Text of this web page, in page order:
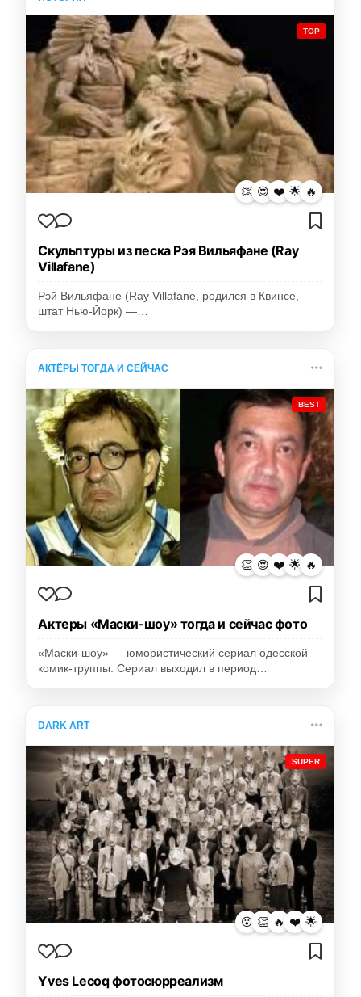
TOP
👏 😍 ❤️ 🌟 🔥
Скульптуры из песка Рэя Вильяфане (Ray
Villafane)
Рэй Вильяфане (Ray Villafane, родился в Квинсе,
штат Нью-Йорк) —…
АКТЁРЫ ТОГДА И СЕЙЧАС
BEST
👏 😍 ❤️ 🌟 🔥
Актеры «Маски-шоу» тогда и сейчас фото
«Маски-шоу» — юмористический сериал одесской
комик-труппы. Сериал выходил в период…
DARK ART
SUPER
😮 👏 🔥 ❤️ 🌟
Yves Lecoq фотосюрреализм